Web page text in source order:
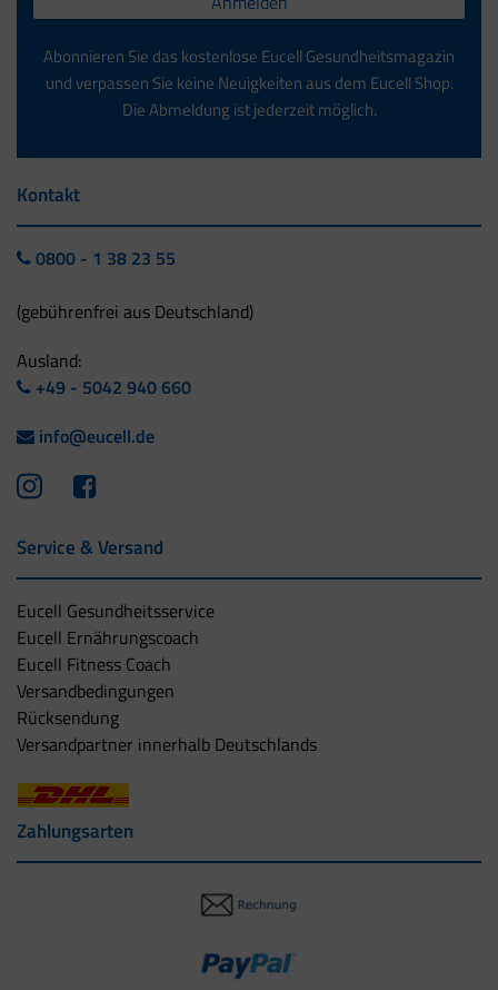
Abonnieren Sie das kostenlose Eucell Gesundheitsmagazin
und verpassen Sie keine Neuigkeiten aus dem Eucell Shop.
Die Abmeldung ist jederzeit möglich.
Kontakt
0800 - 1 38 23 55
(gebührenfrei aus Deutschland)
Ausland:
+49 - 5042 940 660
info@eucell.de
Service & Versand
Eucell Gesundheitsservice
Eucell Ernährungscoach
Eucell Fitness Coach
Versandbedingungen
Rücksendung
Versandpartner innerhalb Deutschlands
Zahlungsarten